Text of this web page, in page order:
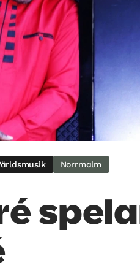
Norrmalm